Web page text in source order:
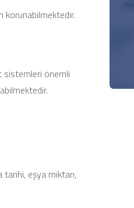
korunabilmektedir.
sistemleri önemli
tarihi, eşya miktarı,